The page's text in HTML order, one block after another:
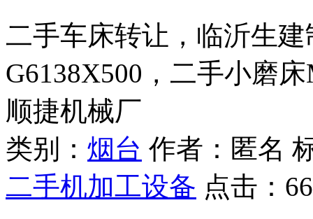
二手车床转让，临沂生
G6138X500，二手小磨
顺捷机械厂
类别： 烟台 作者：匿名
二手机加工设备 点击： 66